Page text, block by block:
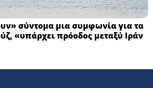
σύντομα μια συμφωνία για τα
«υπάρχει πρόοδος μεταξύ Ιράν